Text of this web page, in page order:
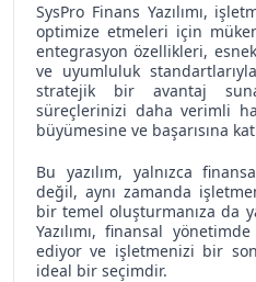
SysPro Finans Yazılımı,
optimize etmeleri için
entegrasyon özellikleri,
ve uyumluluk
stratejik bir avantaj
süreçlerinizi daha verimli
büyümesine ve başarısına
Bu yazılım, yalnızca
değil, aynı zamanda
bir temel oluşturmanıza da
Yazılımı, finansal
ediyor ve işletmenizi bir
ideal bir seçimdir.